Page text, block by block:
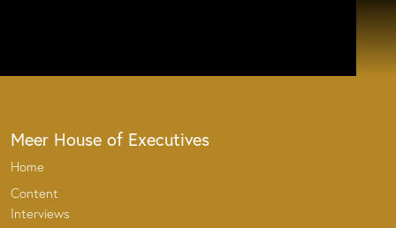
Meer House of Executives
Home
Content
Interviews